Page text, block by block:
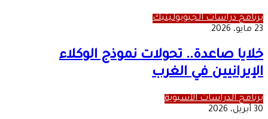
برنامج دراسات الجيوبوليتيك
23 مايو، 2026
خلايا صاعدة.. تحولات نموذج الوكلاء
الإيرانيين في الغرب
برنامج الدراسات الآسيوية
30 أبريل، 2026